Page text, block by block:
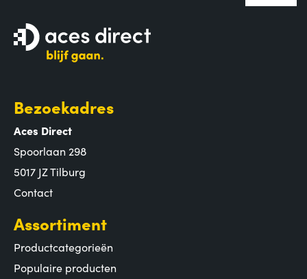
Bezoekadres
Aces Direct
Spoorlaan 298
5017 JZ Tilburg
Contact
Assortiment
Productcategorieën
Populaire producten